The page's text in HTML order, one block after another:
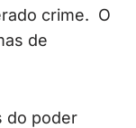
crime. O
de
do poder